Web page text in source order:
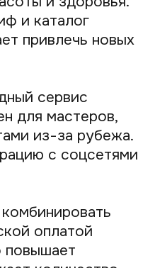
может
минут.